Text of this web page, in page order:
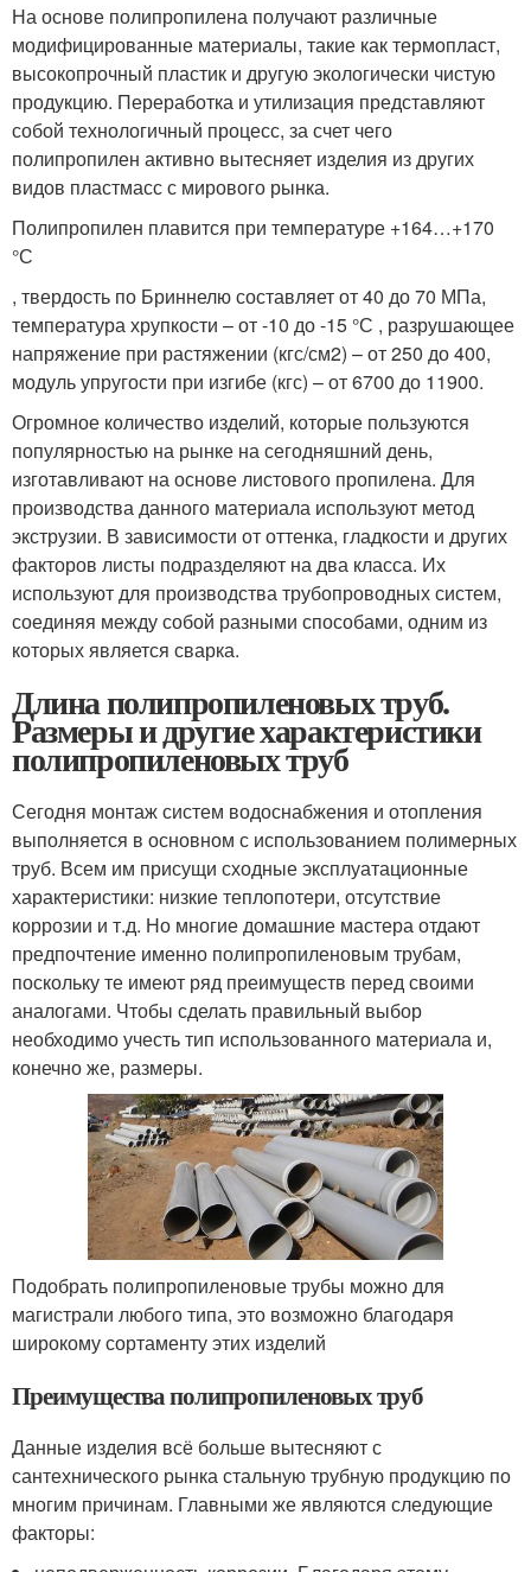
На основе полипропилена получают различные
модифицированные материалы, такие как термопласт,
высокопрочный пластик и другую экологически чистую
продукцию. Переработка и утилизация представляют
собой технологичный процесс, за счет чего
полипропилен активно вытесняет изделия из других
видов пластмасс с мирового рынка.
Полипропилен плавится при температуре +164…+170
°С
, твердость по Бриннелю составляет от 40 до 70 МПа,
температура хрупкости – от -10 до -15 °С , разрушающее
напряжение при растяжении (кгс/см2) – от 250 до 400,
модуль упругости при изгибе (кгс) – от 6700 до 11900.
Огромное количество изделий, которые пользуются
популярностью на рынке на сегодняшний день,
изготавливают на основе листового пропилена. Для
производства данного материала используют метод
экструзии. В зависимости от оттенка, гладкости и других
факторов листы подразделяют на два класса. Их
используют для производства трубопроводных систем,
соединяя между собой разными способами, одним из
которых является сварка.
Длина полипропиленовых труб.
Размеры и другие характеристики
полипропиленовых труб
Сегодня монтаж систем водоснабжения и отопления
выполняется в основном с использованием полимерных
труб. Всем им присущи сходные эксплуатационные
характеристики: низкие теплопотери, отсутствие
коррозии и т.д. Но многие домашние мастера отдают
предпочтение именно полипропиленовым трубам,
поскольку те имеют ряд преимуществ перед своими
аналогами. Чтобы сделать правильный выбор
необходимо учесть тип использованного материала и,
конечно же, размеры.
Подобрать полипропиленовые трубы можно для
магистрали любого типа, это возможно благодаря
широкому сортаменту этих изделий
Преимущества полипропиленовых труб
Данные изделия всё больше вытесняют с
сантехнического рынка стальную трубную продукцию по
многим причинам. Главными же являются следующие
факторы: